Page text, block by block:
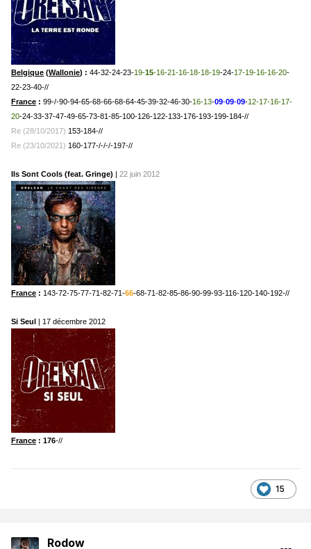
Belgique (Wallonie) : 44-32-24-23-19-15-16-21-16-18-18-19-24-17-19-16-16-20-
22-23-40-//
France : 99-/-90-94-65-68-66-68-64-45-39-32-46-30-16-13-09-09-09-12-17-16-17-
20-24-33-37-47-49-65-73-81-85-100-126-122-133-176-193-199-184-//
Re (28/10/2017) 153-184-//
Re (23/10/2021) 160-177-/-/-/-197-//
Ils Sont Cools (feat. Gringe) 22 juin 2012
France : 143-72-75-77-71-82-71-66-68-71-82-85-86-90-99-93-116-120-140-192-//
Si Seul | 17 décembre 2012
France : 176-//
15
Rodow